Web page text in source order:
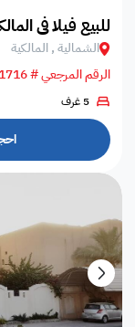
للبيع فيلا في
الشمالية , المالكية
الرقم المرجعي # 1716
5 غرف